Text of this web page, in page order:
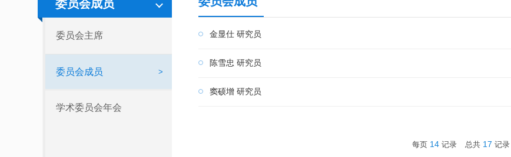
委员会成员
委员会主席
委员会成员
学术委员会年会
金显仕 研究员
陈雪忠 研究员
窦硕增 研究员
每页 14 记录 总共 17 记录